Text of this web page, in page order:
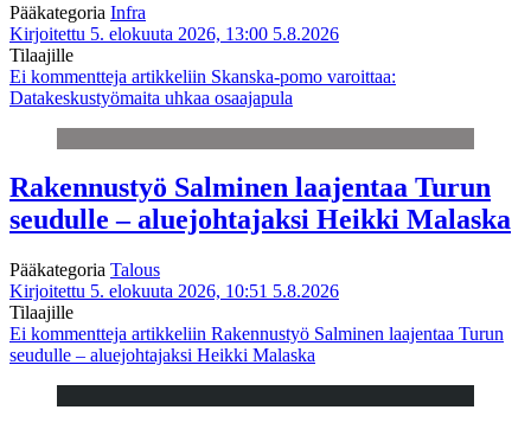
Pääkategoria Infra
Kirjoitettu 5. elokuuta 2026, 13:00 5.8.2026
Tilaajille
Ei kommentteja artikkeliin Skanska-pomo varoittaa:
Datakeskustyömaita uhkaa osaajapula
Rakennustyö Salminen laajentaa Turun
seudulle – aluejohtajaksi Heikki Malaska
Pääkategoria Talous
Kirjoitettu 5. elokuuta 2026, 10:51 5.8.2026
Tilaajille
Ei kommentteja artikkeliin Rakennustyö Salminen laajentaa Turun
seudulle – aluejohtajaksi Heikki Malaska